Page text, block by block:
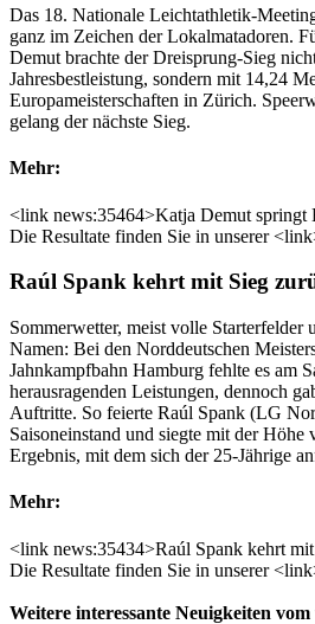
Das 18. Nationale Leichtathletik-
ganz im Zeichen der Lokalmatadoren.
Demut brachte der Dreisprung-Sieg
Jahresbestleistung, sondern mit 14,24
Europameisterschaften in Zürich.
gelang der nächste Sieg.
Mehr:
<link news:35464>Katja Demut springt
Die Resultate finden Sie in unserer
Raúl Spank kehrt mit Sieg
Sommerwetter, meist volle Starterfelder
Namen: Bei den Norddeutschen
Jahnkampfbahn Hamburg fehlte es am
herausragenden Leistungen, dennoch
Auftritte. So feierte Raúl Spank (LG
Saisoneinstand und siegte mit der
Ergebnis, mit dem sich der 25-Jährige
Mehr:
<link news:35434>Raúl Spank kehrt
Die Resultate finden Sie in unserer
Weitere interessante Neuigkeiten vom